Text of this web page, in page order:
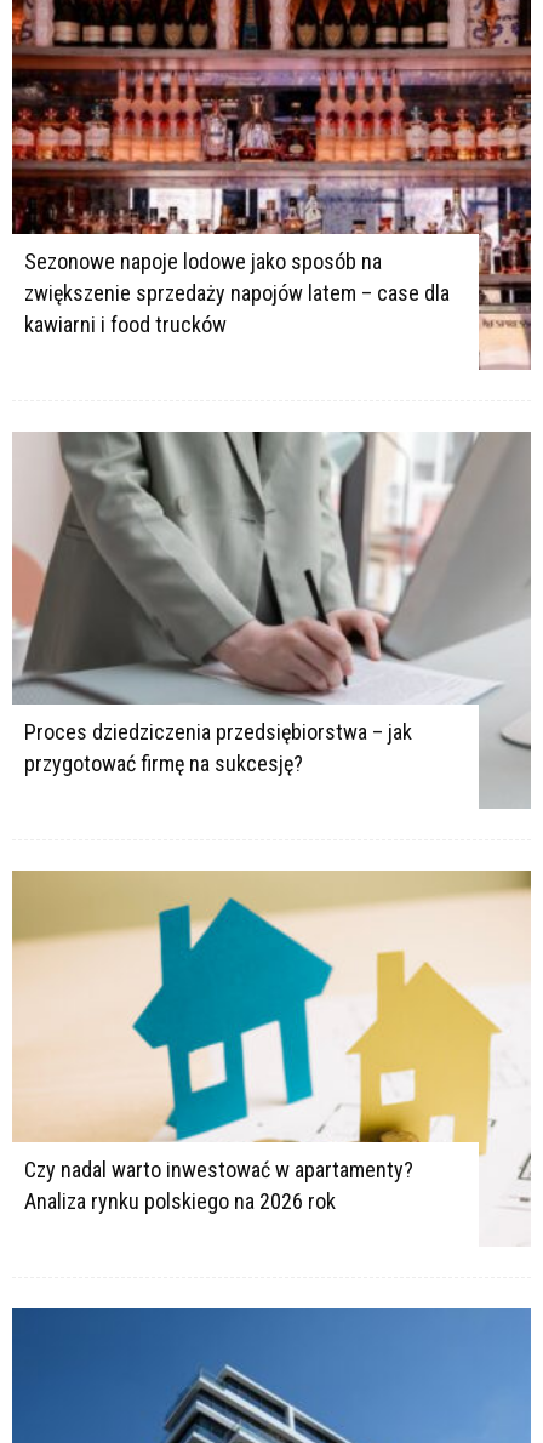
Sezonowe napoje lodowe jako sposób na
zwiększenie sprzedaży napojów latem – case dla
kawiarni i food trucków
Proces dziedziczenia przedsiębiorstwa – jak
przygotować firmę na sukcesję?
Czy nadal warto inwestować w apartamenty?
Analiza rynku polskiego na 2026 rok